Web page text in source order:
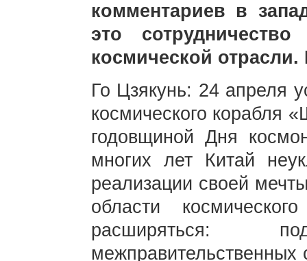
комментариев в
это
космической
Го Цзякунь: 24 апреля
космического корабля
годовщиной Дня
многих лет Китай
реализации своей
области
расширяться:
межправительственных